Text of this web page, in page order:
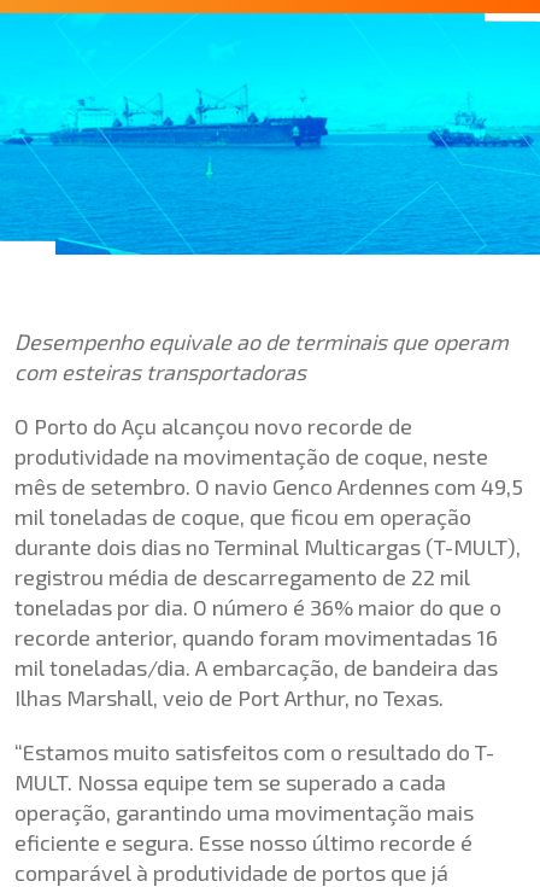
Desempenho equivale ao de terminais que operam
com esteiras transportadoras
O Porto do Açu alcançou novo recorde de
produtividade na movimentação de coque, neste
mês de setembro. O navio Genco Ardennes com 49,5
mil toneladas de coque, que ficou em operação
durante dois dias no Terminal Multicargas (T-MULT),
registrou média de descarregamento de 22 mil
toneladas por dia. O número é 36% maior do que o
recorde anterior, quando foram movimentadas 16
mil toneladas/dia. A embarcação, de bandeira das
Ilhas Marshall, veio de Port Arthur, no Texas.
“Estamos muito satisfeitos com o resultado do T-
MULT. Nossa equipe tem se superado a cada
operação, garantindo uma movimentação mais
eficiente e segura. Esse nosso último recorde é
comparável à produtividade de portos que já